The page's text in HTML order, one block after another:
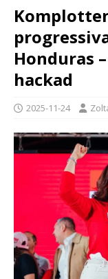
Honduras
hackad
2025-11-24